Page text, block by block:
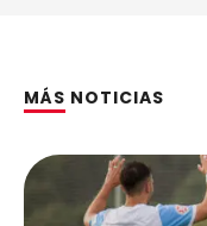
MÁS NOTICIAS